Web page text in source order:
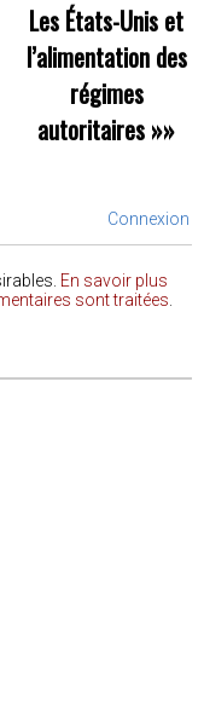
Les États-Unis et
l’alimentation des
régimes
autoritaires »»
Connexion
En savoir plus
sont traitées